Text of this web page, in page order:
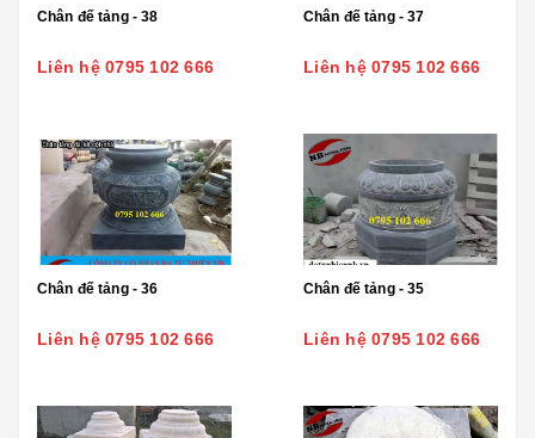
Chân đế tảng - 38
Liên hệ 0795 102 666
Chân đế tảng - 37
Liên hệ 0795 102 666
Chân đế tảng - 36
Liên hệ 0795 102 666
Chân đế tảng - 35
Liên hệ 0795 102 666